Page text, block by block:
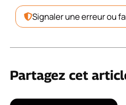
Signaler une erreur ou
Partagez cet